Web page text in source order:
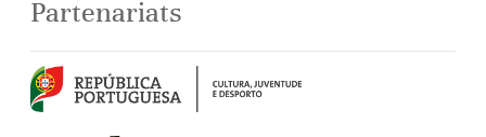
Partenariats